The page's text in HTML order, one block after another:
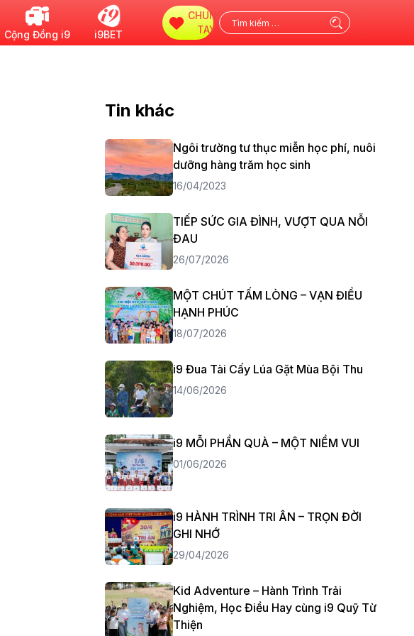
Cộng Đồng i9 i9BET
CHUNG
TAY
kiếm
Tin khác
Ngôi trường tư thục miễn học phí, nuôi
dưỡng hàng trăm học sinh
16/04/2023
TIẾP SỨC GIA ĐÌNH, VƯỢT QUA NỖI
ĐAU
26/07/2026
MỘT CHÚT TẤM LÒNG – VẠN ĐIỀU
HẠNH PHÚC
18/07/2026
i9 Đua Tài Cấy Lúa Gặt Mùa Bội Thu
14/06/2026
i9 MỖI PHẦN QUÀ – MỘT NIỀM VUI
01/06/2026
i9 HÀNH TRÌNH TRI ÂN – TRỌN ĐỜI
GHI NHỚ
29/04/2026
Kid Adventure – Hành Trình Trải
Nghiệm, Học Điều Hay cùng i9 Quỹ Từ
Thiện